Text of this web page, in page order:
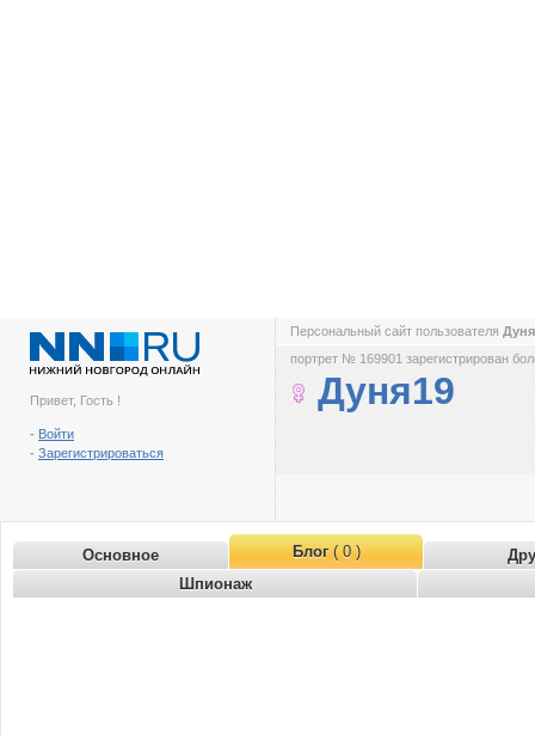
Привет, Гость !
- Войти
- Зарегистрироваться
Персональный сайт пользователя
портрет № 169901 зарегистрирован
Дуня19
Основное Блог( 0 )
Шпионаж